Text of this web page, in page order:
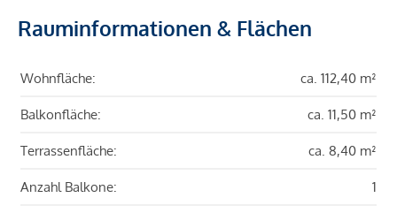
Rauminformationen & Flächen
Wohnfläche: ca. 112,40 m²
Balkonfläche: ca. 11,50 m²
Terrassenfläche: ca. 8,40 m²
Anzahl Balkone: 1